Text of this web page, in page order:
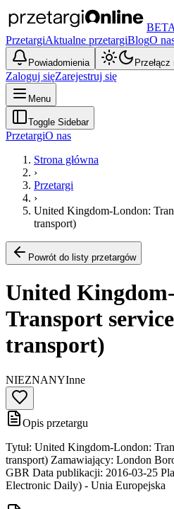
BETA
PrzetargiAktualne przetargiBlogO
Powiadomienia
Zaloguj sięZarejestruj się
Menu
Toggle Sidebar
PrzetargiO nas
Strona główna
›
Przetargi
›
United Kingdom-London:
transport)
Powrót do listy przetargów
United
Transport
transport)
NIEZNANYInne
Opis przetargu
Tytuł: United Kingdom-London:
transport) Zamawiający: London
GBR Data publikacji: 2016-03-25
Electronic Daily) - Unia Europejska